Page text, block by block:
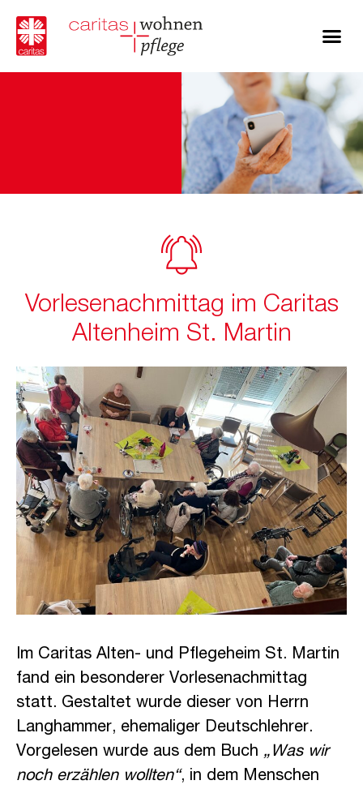
Vorlesenachmittag im Caritas
Altenheim St. Martin
Im Caritas Alten- und Pflegeheim St. Martin
fand ein besonderer Vorlesenachmittag
statt. Gestaltet wurde dieser von Herrn
Langhammer, ehemaliger Deutschlehrer.
Vorgelesen wurde aus dem Buch „Was wir
noch erzählen wollten“, in dem Menschen